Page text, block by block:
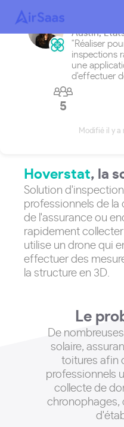
Austin,
"Réaliser
inspections
une
d'effectuer
5
Modifié il y a
Hoverstat, la
Solution
professionnels de la
de l'assurance ou
rapidement
utilise un drone qui
effectuer des
la structure en 3D.
Le
De nombreuses industries (construction,
solaire,
toitures afin
professionnels
collecte de
chronophages,